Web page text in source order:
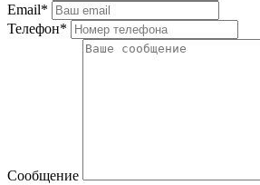
Email*
Телефон*
Сообщение